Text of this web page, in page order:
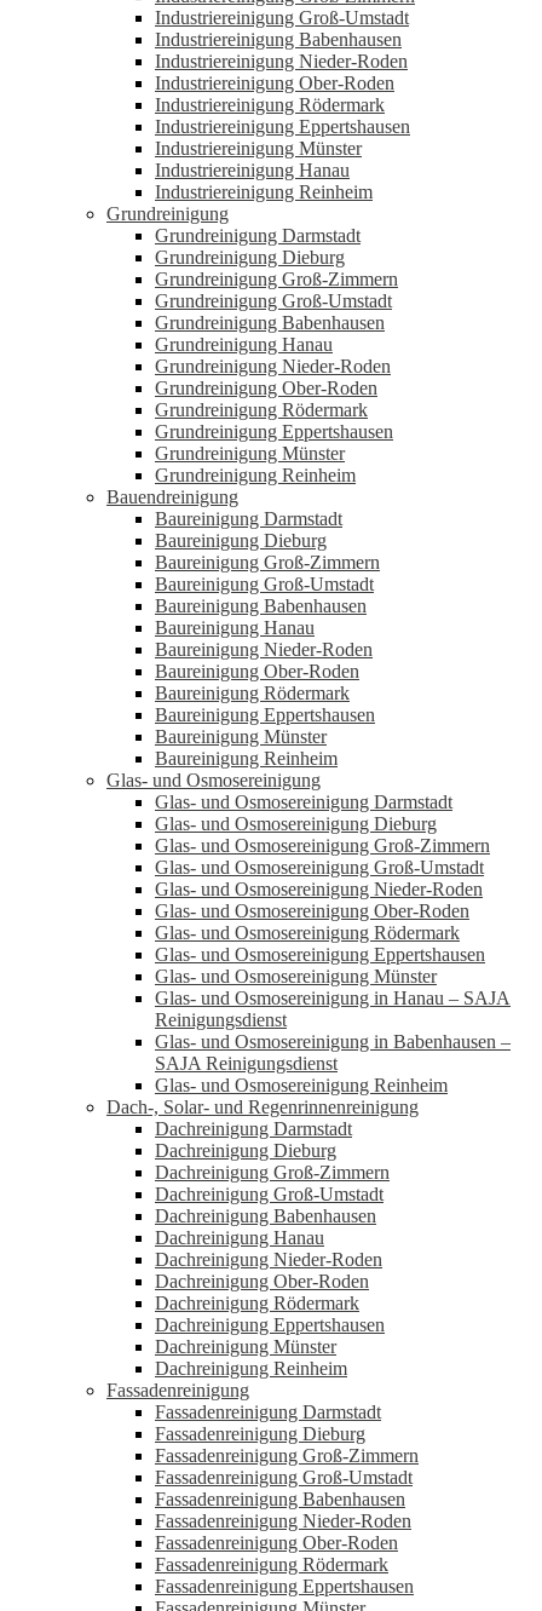
Industriereinigung Groß-Umstadt
Industriereinigung Babenhausen
Industriereinigung Nieder-Roden
Industriereinigung Ober-Roden
Industriereinigung Rödermark
Industriereinigung Eppertshausen
Industriereinigung Münster
Industriereinigung Hanau
Industriereinigung Reinheim
Grundreinigung
Grundreinigung Darmstadt
Grundreinigung Dieburg
Grundreinigung Groß-Zimmern
Grundreinigung Groß-Umstadt
Grundreinigung Babenhausen
Grundreinigung Hanau
Grundreinigung Nieder-Roden
Grundreinigung Ober-Roden
Grundreinigung Rödermark
Grundreinigung Eppertshausen
Grundreinigung Münster
Grundreinigung Reinheim
Bauendreinigung
Baureinigung Darmstadt
Baureinigung Dieburg
Baureinigung Groß-Zimmern
Baureinigung Groß-Umstadt
Baureinigung Babenhausen
Baureinigung Hanau
Baureinigung Nieder-Roden
Baureinigung Ober-Roden
Baureinigung Rödermark
Baureinigung Eppertshausen
Baureinigung Münster
Baureinigung Reinheim
Glas- und Osmosereinigung
Glas- und Osmosereinigung Darmstadt
Glas- und Osmosereinigung Dieburg
Glas- und Osmosereinigung Groß-Zimmern
Glas- und Osmosereinigung Groß-Umstadt
Glas- und Osmosereinigung Nieder-Roden
Glas- und Osmosereinigung Ober-Roden
Glas- und Osmosereinigung Rödermark
Glas- und Osmosereinigung Eppertshausen
Glas- und Osmosereinigung Münster
Glas- und Osmosereinigung in Hanau – SAJA
Reinigungsdienst
Glas- und Osmosereinigung in Babenhausen –
SAJA Reinigungsdienst
Glas- und Osmosereinigung Reinheim
Dach-, Solar- und Regenrinnenreinigung
Dachreinigung Darmstadt
Dachreinigung Dieburg
Dachreinigung Groß-Zimmern
Dachreinigung Groß-Umstadt
Dachreinigung Babenhausen
Dachreinigung Hanau
Dachreinigung Nieder-Roden
Dachreinigung Ober-Roden
Dachreinigung Rödermark
Dachreinigung Eppertshausen
Dachreinigung Münster
Dachreinigung Reinheim
Fassadenreinigung
Fassadenreinigung Darmstadt
Fassadenreinigung Dieburg
Fassadenreinigung Groß-Zimmern
Fassadenreinigung Groß-Umstadt
Fassadenreinigung Babenhausen
Fassadenreinigung Nieder-Roden
Fassadenreinigung Ober-Roden
Fassadenreinigung Rödermark
Fassadenreinigung Eppertshausen